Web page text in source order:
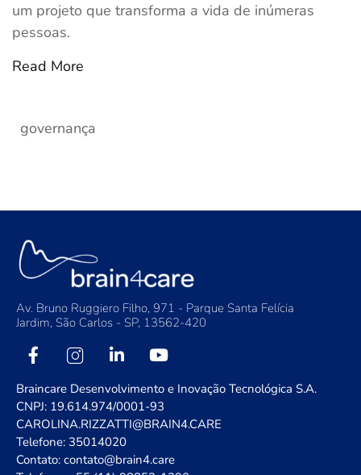
um projeto que transforma a vida de inúmeras
pessoas.
Read More
governança
Av. Bruno Ruggiero Filho, 971 - Parque Santa Felícia
Jardim, São Carlos - SP, 13562-420
Braincare Desenvolvimento e Inovação Tecnológica S.A.
CNPJ: 19.614.974/0001-93
CAROLINA.RIZZATTI@BRAIN4.CARE
Telefone: 35014020
Contato: contato@brain4.care